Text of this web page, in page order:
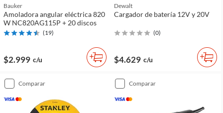
Bauker
Amoladora angular eléctrica 820
W NC820AG115P + 20 discos
(19)
$2.999 c/u
Dewalt
Cargador de batería 12V y 20V
(0)
$4.629 c/u
comparar comparar